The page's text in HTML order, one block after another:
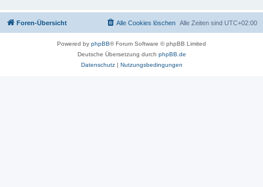
Foren-Übersicht Alle Zeiten sind UTC+02:00
Alle Cookies löschen
Powered by phpBB® Forum Software © phpBB Limited
Deutsche Übersetzung durch phpBB.de
Datenschutz| Nutzungsbedingungen